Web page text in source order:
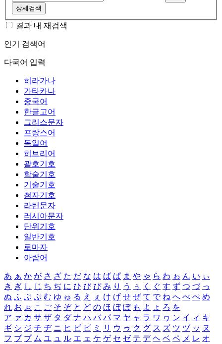
상세검색
결과 내 재검색
인기 검색어
다국어 입력
히라가나
가타카나
중국어
한글고어
그리스문자
프랑스어
독일어
히브리어
괄호기호
학술기호
기술기호
첨자기호
라틴문자
러시아문자
단위기호
일반기호
로마자
아랍어
あ ぁ か が さ ざ た だ な は ば ぱ ま や ゃ ら わ ゎ ん い ぃ
き ぎ し じ ち ぢ に ひ び ぴ み り う ぅ く ぐ す ず つ づ っ
ぬ ふ ぶ ぷ む ゆ ゅ る え ぇ け げ せ ぜ て で ね へ べ ぺ め
れ お ぉ こ ご そ ぞ と ど の ほ ぼ ぽ も よ ょ ろ を
ア ァ カ サ ザ タ ダ ナ ハ バ パ マ ヤ ャ ラ ワ ヮ ン イ ィ キ
ギ シ ジ チ ヂ ニ ヒ ビ ピ ミ リ ウ ゥ ク グ ス ズ ツ ヅ ッ ヌ
フ ブ プ ム ユ ュ ル エ ェ ケ ゲ セ ゼ テ デ ヘ ベ ペ メ レ オ